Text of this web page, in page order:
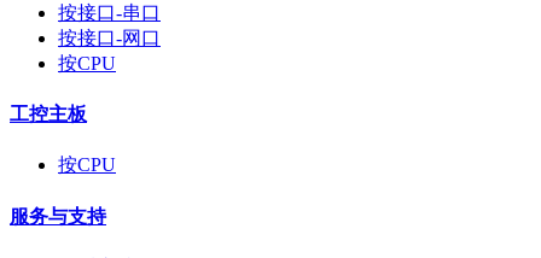
按接口-串口
按接口-网口
按CPU
工控主板
按CPU
服务与支持